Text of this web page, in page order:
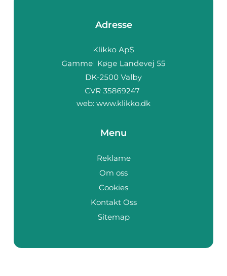
Adresse
web: www.klikko.dk
Menu
Reklame
Om oss
Cookies
Kontakt Oss
Sitemap